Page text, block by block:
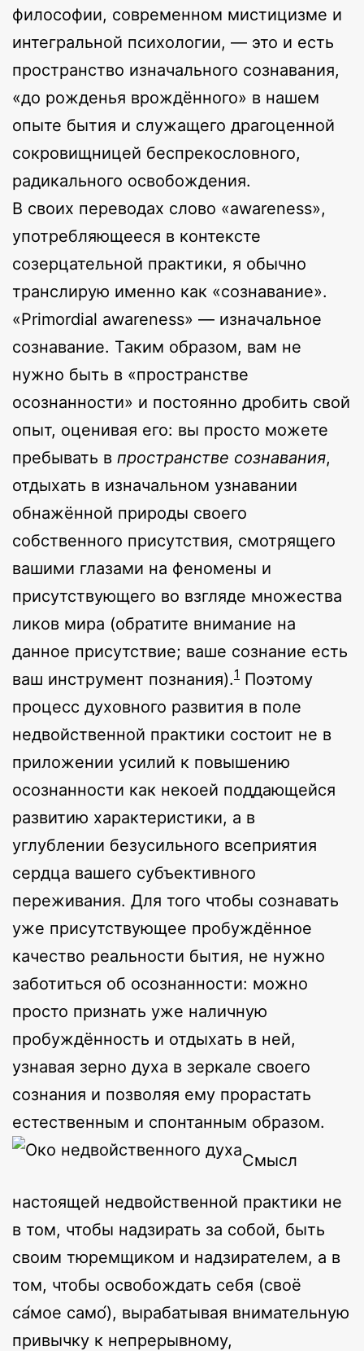
философии, современном мистицизме и
интегральной психологии, — это и есть
пространство изначального сознавания,
«до рожденья врождённого» в нашем
опыте бытия и служащего драгоценной
сокровищницей беспрекословного,
радикального освобождения.
В своих переводах слово «awareness»,
употребляющееся в контексте
созерцательной практики, я обычно
транслирую именно как «сознавание».
«Primordial awareness» — изначальное
сознавание. Таким образом, вам не
нужно быть в «пространстве
осознанности» и постоянно дробить свой
опыт, оценивая его: вы просто можете
пребывать в пространстве сознавания,
отдыхать в изначальном узнавании
обнажённой природы своего
собственного присутствия, смотрящего
вашими глазами на феномены и
присутствующего во взгляде множества
ликов мира (обратите внимание на
данное присутствие; ваше сознание есть
ваш инструмент познания).1 Поэтому
процесс духовного развития в поле
недвойственной практики состоит не в
приложении усилий к повышению
осознанности как некоей поддающейся
развитию характеристики, а в
углублении безусильного всеприятия
сердца вашего субъективного
переживания. Для того чтобы сознавать
уже присутствующее пробуждённое
качество реальности бытия, не нужно
заботиться об осознанности: можно
просто признать уже наличную
пробуждённость и отдыхать в ней,
узнавая зерно духа в зеркале своего
сознания и позволяя ему прорастать
естественным и спонтанным образом.
Смысл
настоящей недвойственной практики не
в том, чтобы надзирать за собой, быть
своим тюремщиком и надзирателем, а в
том, чтобы освобождать себя (своё
са́мое само́), вырабатывая внимательную
привычку к непрерывному,